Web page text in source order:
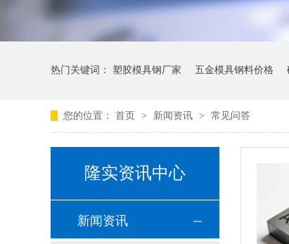
热门关键词： 塑胶模具钢厂家 五金模具钢料价格
您的位置： 首页 > 新闻资讯 > 常见问答
隆实资讯中心
新闻资讯